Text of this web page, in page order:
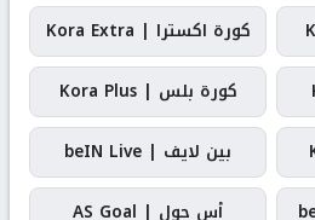
كورة اكسترا | Kora Extra
كورة بلس | Kora Plus
بين لايف | beIN Live
أس جول | AS Goal